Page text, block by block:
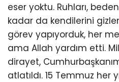
eser yoktu. Ruhları,
kadar da kendilerini
görev yapıyorduk, her
ama Allah yardım etti.
dirayet,
atlatıldı. 15 Temmuz her